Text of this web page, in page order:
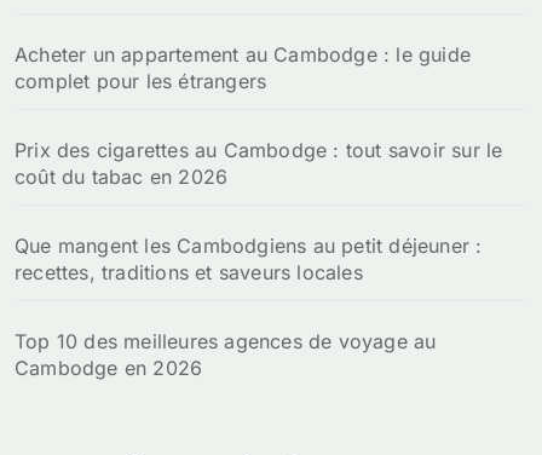
Acheter un appartement au Cambodge : le guide
complet pour les étrangers
Prix des cigarettes au Cambodge : tout savoir sur le
coût du tabac en 2026
Que mangent les Cambodgiens au petit déjeuner :
recettes, traditions et saveurs locales
Top 10 des meilleures agences de voyage au
Cambodge en 2026